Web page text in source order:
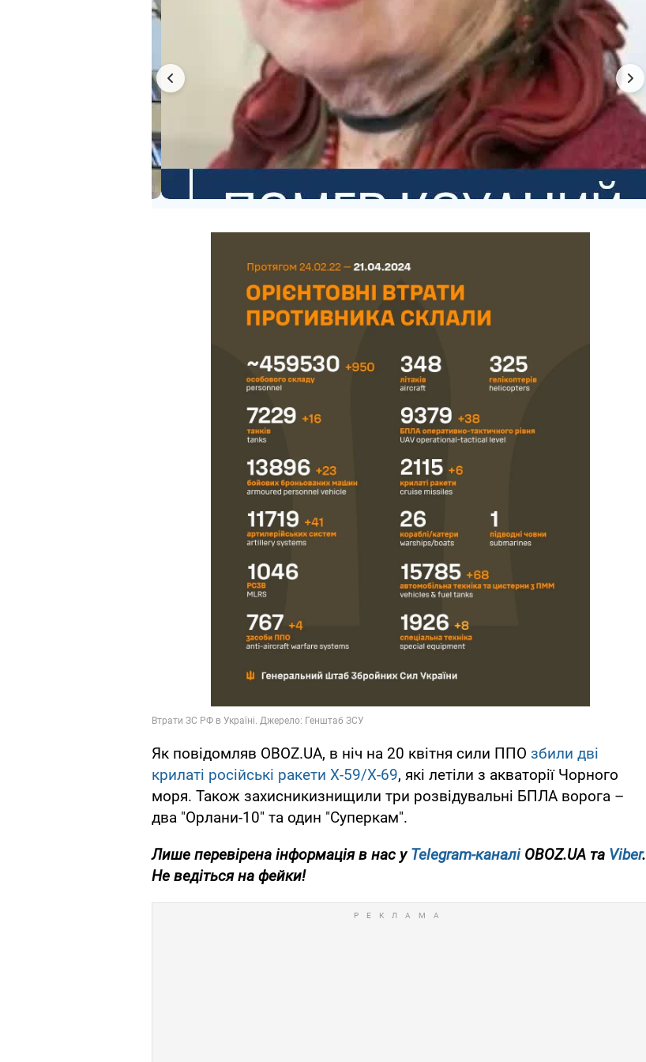
Як повідомляв OBOZ.UA, в ніч на 20 квітня сили ППО збили дві
крилаті російські ракети Х-59/Х-69, які летіли з акваторії Чорного
моря. Також захисникизнищили три розвідувальні БПЛА ворога –
два "Орлани-10" та один "Суперкам".
Лише перевірена інформація в нас уTelegram-каналіOBOZ.UA та Viber.
Не ведіться на фейки!